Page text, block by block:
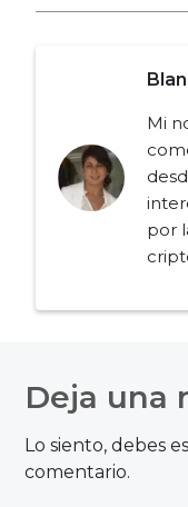
Mi
por
de
Deja una
Lo siento, debes
comentario.